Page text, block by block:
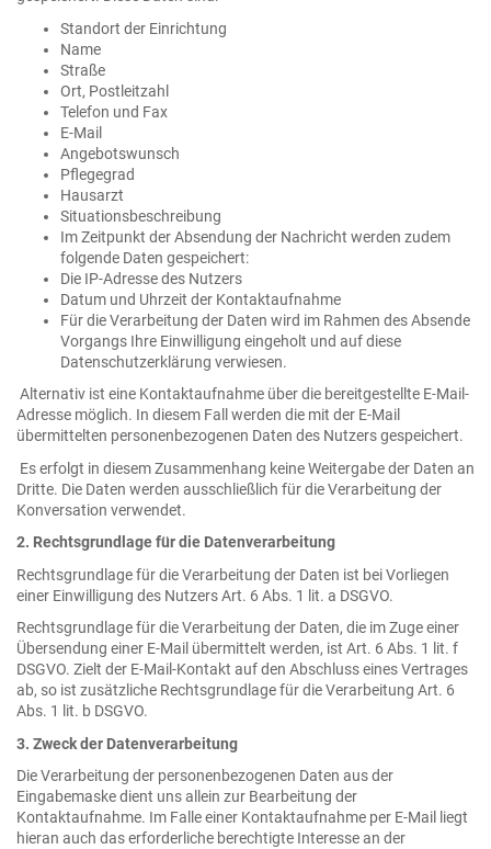
Standort der Einrichtung
Name
Straße
Ort, Postleitzahl
Telefon und Fax
E-Mail
Angebotswunsch
Pflegegrad
Hausarzt
Situationsbeschreibung
Im Zeitpunkt der Absendung der Nachricht werden zudem
folgende Daten gespeichert:
Die IP-Adresse des Nutzers
Datum und Uhrzeit der Kontaktaufnahme
Für die Verarbeitung der Daten wird im Rahmen des Absende
Vorgangs Ihre Einwilligung eingeholt und auf diese
Datenschutzerklärung verwiesen.
Alternativ ist eine Kontaktaufnahme über die bereitgestellte E-Mail-
Adresse möglich. In diesem Fall werden die mit der E-Mail
übermittelten personenbezogenen Daten des Nutzers gespeichert.
Es erfolgt in diesem Zusammenhang keine Weitergabe der Daten an
Dritte. Die Daten werden ausschließlich für die Verarbeitung der
Konversation verwendet.
2. Rechtsgrundlage für die Datenverarbeitung
Rechtsgrundlage für die Verarbeitung der Daten ist bei Vorliegen
einer Einwilligung des Nutzers Art. 6 Abs. 1 lit. a DSGVO.
Rechtsgrundlage für die Verarbeitung der Daten, die im Zuge einer
Übersendung einer E-Mail übermittelt werden, ist Art. 6 Abs. 1 lit. f
DSGVO. Zielt der E-Mail-Kontakt auf den Abschluss eines Vertrages
ab, so ist zusätzliche Rechtsgrundlage für die Verarbeitung Art. 6
Abs. 1 lit. b DSGVO.
3. Zweck der Datenverarbeitung
Die Verarbeitung der personenbezogenen Daten aus der
Eingabemaske dient uns allein zur Bearbeitung der
Kontaktaufnahme. Im Falle einer Kontaktaufnahme per E-Mail liegt
hieran auch das erforderliche berechtigte Interesse an der